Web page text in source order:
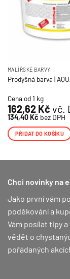
MALÍŘSKÉ BARVY
Prodyšná barva |
Cena od 1 kg
162,62 Kč vč.
134,40 Kč bez DPH
PŘIDAT DO KOŠÍKU
Chci novinky na
Jako první vám
poděkování a
Vám posílat tipy
vědět o
pořádaných